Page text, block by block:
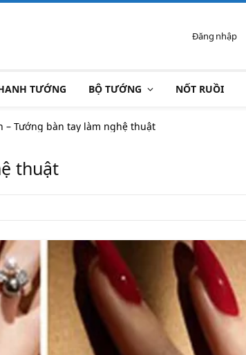
Đăng nhập
TƯỚNG BỘ TƯỚNG NỐT RUỒI
– Tướng bàn tay làm nghệ thuật
thuật